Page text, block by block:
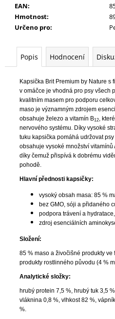
EAN:
Hmotnost:
Určeno pro:
Popis Hodnocení
Kapsička Brit Premium by Nature s
v omáčce je vhodná pro psy všech
kvalitním masem pro podporu
maso je významným zdrojem
obsahuje železo a vitamín B12 ,
nervového systému. Díky vysoké
tuku kapsička pomáhá udržovat
obsahuje vysoké množství vitamínů
díky čemuž přispívá k dobrému
pohodě.
Hlavní přednosti kapsičky:
vysoký obsah masa: 85 %
bez GMO, sóji a přidaného
podpora trávení a hydratace,
zdroj esenciálních
Složení:
85 % maso a živočišné produkty
produkty rostlinného původu (4 %
Analytické složky:
hrubý protein 7,5 %, hrubý tuk 3,5
vláknina 0,8 %, vlhkost 82 %,
%.
C.E.T.ZUBNÍ
PASTA
ENZYMATICKÁ
DRŮBEŽÍ
70G
195
Původně:
277